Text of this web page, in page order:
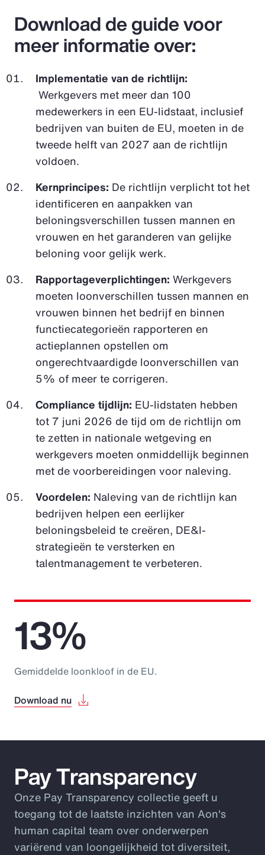
Download de guide voor
meer informatie over:
Implementatie van de richtlijn:
Werkgevers met meer dan 100
medewerkers in een EU-lidstaat, inclusief
bedrijven van buiten de EU, moeten in de
tweede helft van 2027 aan de richtlijn
voldoen.
Kernprincipes: De richtlijn verplicht tot het
identificeren en aanpakken van
beloningsverschillen tussen mannen en
vrouwen en het garanderen van gelijke
beloning voor gelijk werk.
Rapportageverplichtingen: Werkgevers
moeten loonverschillen tussen mannen en
vrouwen binnen het bedrijf en binnen
functiecategorieën rapporteren en
actieplannen opstellen om
ongerechtvaardigde loonverschillen van
5% of meer te corrigeren.
Compliance tijdlijn: EU-lidstaten hebben
tot 7 juni 2026 de tijd om de richtlijn om
te zetten in nationale wetgeving en
werkgevers moeten onmiddellijk beginnen
met de voorbereidingen voor naleving.
Voordelen: Naleving van de richtlijn kan
bedrijven helpen een eerlijker
beloningsbeleid te creëren, DE&I-
strategieën te versterken en
talentmanagement te verbeteren.
13%
Gemiddelde loonkloof in de EU.
Download nu
Pay Transparency
Onze Pay Transparency collectie geeft u
toegang tot de laatste inzichten van Aon's
human capital team over onderwerpen
variërend van loongelijkheid tot diversiteit,